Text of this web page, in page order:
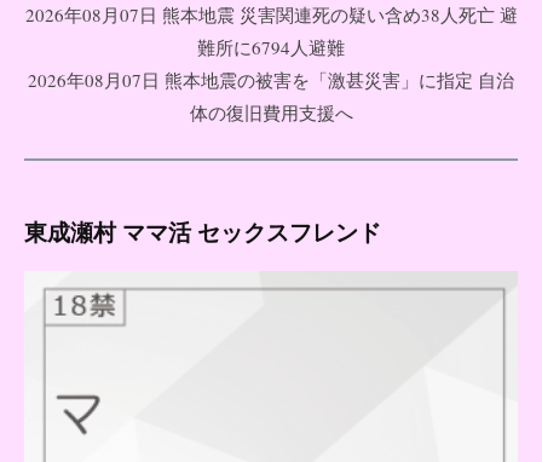
ッ
2026年08月07日 熊本地震 災害関連死の疑い含め38人死亡 避
難所に6794人避難
2026年08月07日 熊本地震の被害を「激甚災害」に指定 自治
体の復旧費用支援へ
東成瀬村 ママ活 セックスフレンド